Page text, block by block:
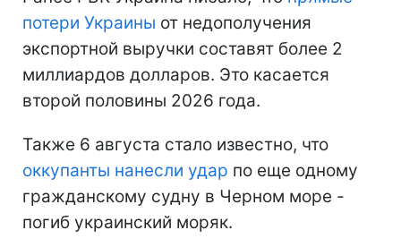
потери Украины от недополучения
экспортной выручки составят более 2
миллиардов долларов. Это касается
второй половины 2026 года.
Также 6 августа стало известно, что
оккупанты нанесли удар по еще одному
гражданскому судну в Черном море -
погиб украинский моряк.